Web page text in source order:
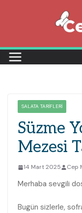
SALATA TARIFLERI
Süzme
Mezesi
14 Mart 2025 Cep
Merhaba sevgili
Bugün sizlerle,